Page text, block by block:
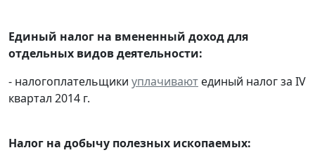
Единый налог на вмененный доход для
отдельных видов деятельности:
- налогоплательщики уплачивают единый налог за IV
квартал 2014 г.
Налог на добычу полезных ископаемых: